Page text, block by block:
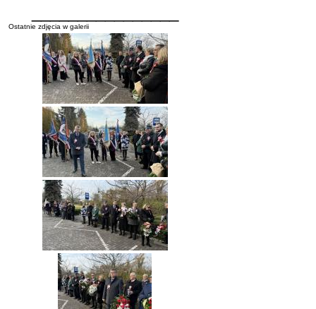
Ostatnie zdjęcia w galerii